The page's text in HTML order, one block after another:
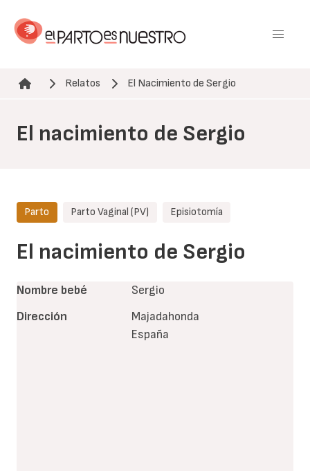
contenido
Ruta de navegación
Relatos El Nacimiento de Sergio
El nacimiento de Sergio
El nacimiento de Sergio
Parto Parto Vaginal (PV) Episiotomía
Nombre bebé
Sergio
Dirección
Majadahonda
España